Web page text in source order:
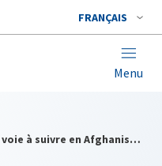
FRANÇAIS
Menu
L'opération Moshtarak illustre la voie à suivre en Afghanistan